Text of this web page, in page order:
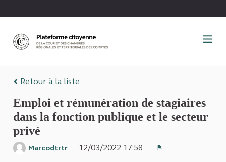
Retour à la liste
Emploi et rémunération de stagiaires
dans la fonction publique et le secteur
privé
Marcodtrtr
12/03/2022 17:58